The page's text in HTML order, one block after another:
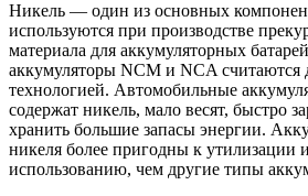
Никель — один из основных
используются при производстве
материала для аккумуляторных
аккумуляторы NCM и NCA
технологией. Автомобильные
содержат никель, мало весят, быстро
хранить большие запасы энергии.
никеля более пригодны к утилизации
использованию, чем другие типы